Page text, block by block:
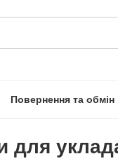
Повернення та обмін
для